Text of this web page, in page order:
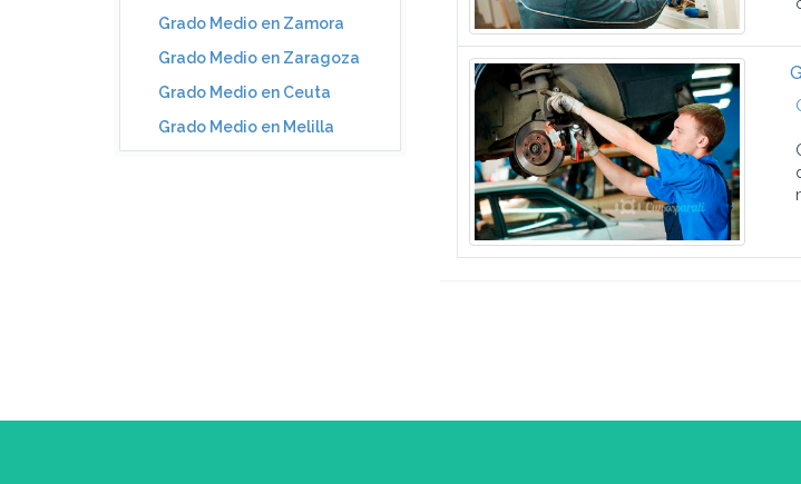
Grado Medio en Zamora
Grado Medio en Zaragoza
Grado Medio en Ceuta
Grado Medio en Melilla